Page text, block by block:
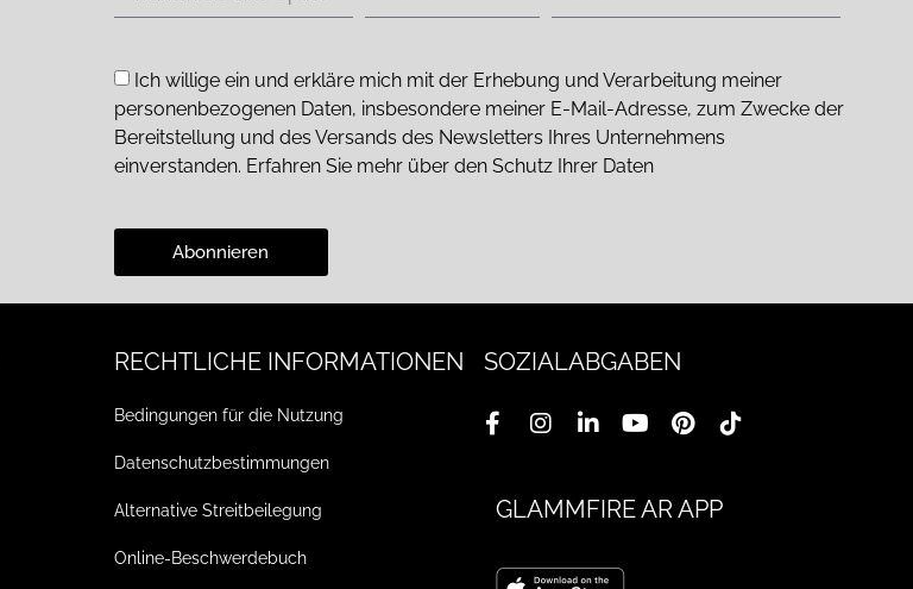
Ich willige ein und erkläre mich mit der Erhebung und Verarbeitung meiner
personenbezogenen Daten, insbesondere meiner E-Mail-Adresse, zum Zwecke der
Bereitstellung und des Versands des Newsletters Ihres Unternehmens
einverstanden. Erfahren Sie mehr über den Schutz Ihrer Daten
Abonnieren
RECHTLICHE INFORMATIONEN
Bedingungen für die Nutzung
Datenschutzbestimmungen
Alternative Streitbeilegung
Online-Beschwerdebuch
SOZIALABGABEN
GLAMMFIRE AR APP